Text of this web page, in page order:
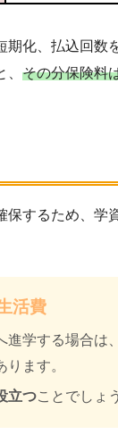
期化、払込回数
その分保険料
保するため、学
活費
進学する場合は
ります。
立つことでしょ